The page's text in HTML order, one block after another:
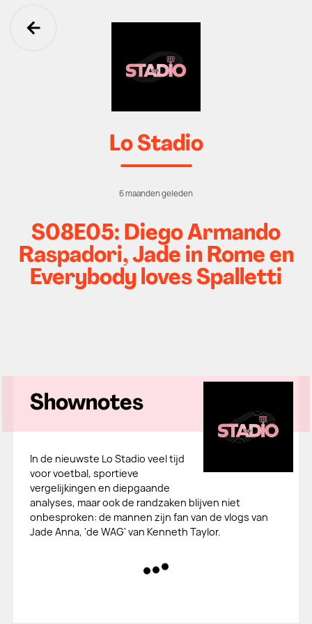
Ga terug
Lo Stadio
6 maanden geleden
S08E05: Diego Armando
Raspadori, Jade in Rome en
Everybody loves Spalletti
Shownotes
In de nieuwste Lo Stadio veel tijd
voor voetbal, sportieve
vergelijkingen en diepgaande
analyses, maar ook de randzaken blijven niet
onbesproken: de mannen zijn fan van de vlogs van
Jade Anna, 'de WAG' van Kenneth Taylor.